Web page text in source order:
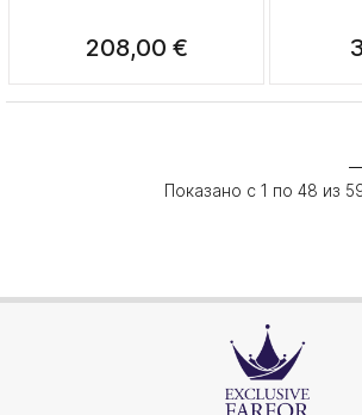
208,00 €
Показано с 1 по 48 из